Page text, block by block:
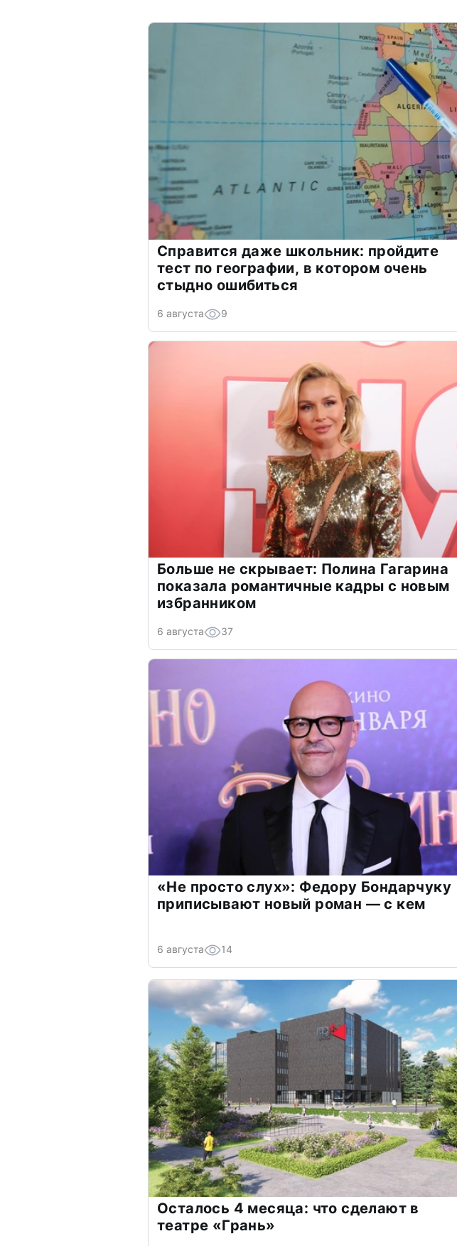
Справится даже школьник: пройдите
тест по географии, в котором очень
стыдно ошибиться
6 августа 9
Больше не скрывает: Полина Гагарина
показала романтичные кадры с новым
избранником
6 августа 37
«Не просто слух»: Федору Бондарчуку
приписывают новый роман — с кем
6 августа 14
Осталось 4 месяца: что сделают в
театре «Грань»